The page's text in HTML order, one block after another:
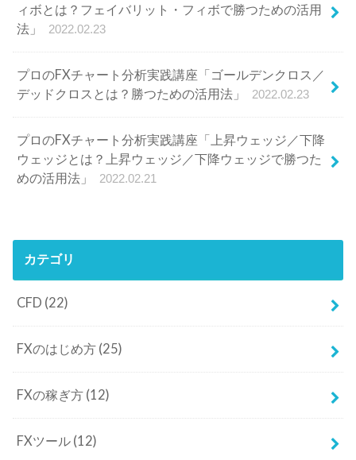
ィボとは？フェイバリット・フィボで勝つための活用
法」
2022.02.23
プロのFXチャート分析実践講座「ゴールデンクロス／
デッドクロスとは？勝つための活用法」
2022.02.23
プロのFXチャート分析実践講座「上昇ウェッジ／下降
ウェッジとは？上昇ウェッジ／下降ウェッジで勝つた
めの活用法」
2022.02.21
カテゴリ
CFD (22)
FXのはじめ方 (25)
FXの稼ぎ方 (12)
FXツール (12)